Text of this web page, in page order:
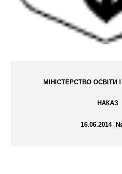
МІНІСТЕРСТВО ОСВІТИ
НАКАЗ
16.06.2014